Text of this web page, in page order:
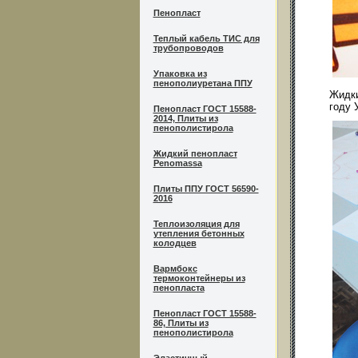
Пенопласт
Теплый кабель ТИС для
трубопроводов
Упаковка из
пенополиуретана ППУ
Пенопласт ГОСТ 15588-
2014, Плиты из
пенополистирола
Жидкий пенопласт
Penomassa
Плиты ППУ ГОСТ 56590-
2016
Теплоизоляция для
утепления бетонных
колодцев
Вармбокс
термоконтейнеры из
пенопласта
Пенопласт ГОСТ 15588-
86, Плиты из
пенополистирола
году